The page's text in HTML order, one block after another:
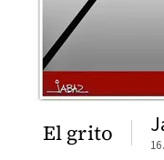
El grito